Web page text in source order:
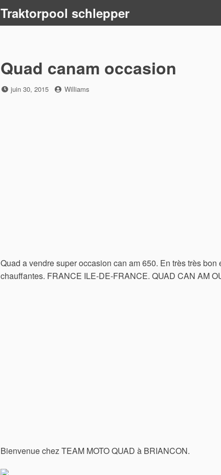
Traktorpool schlepper
Quad canam occasion
Posted
juin 30, 2015 by
Williams
Quad a vendre super occasion can am 650. En très très
chauffantes. FRANCE ILE-DE-FRANCE. QUAD CAN AM
Bienvenue chez TEAM MOTO QUAD à BRIANCON.